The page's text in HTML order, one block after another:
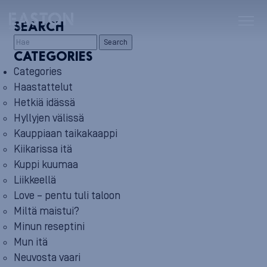
SEARCH
Search
CATEGORIES
Categories
Haastattelut
Hetkiä idässä
Hyllyjen välissä
Kauppiaan taikakaappi
Kiikarissa itä
Kuppi kuumaa
Liikkeellä
Love – pentu tuli taloon
Miltä maistui?
Minun reseptini
Mun itä
Neuvosta vaari